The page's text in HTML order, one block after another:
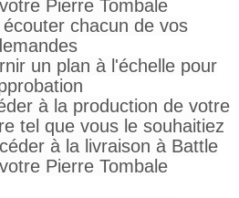
Pierre Tombale
chacun de vos
un plan à l'échelle pour
à la production de votre
tel que vous le souhaitiez
à la livraison à Battle
Pierre Tombale